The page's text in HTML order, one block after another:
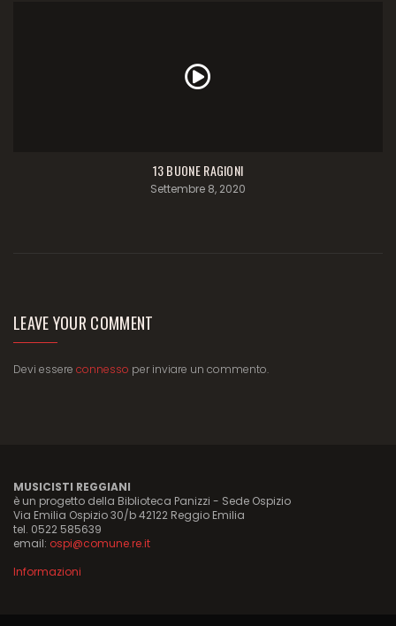
13 BUONE RAGIONI
Settembre 8, 2020
LEAVE YOUR COMMENT
Devi essere connesso per inviare un commento.
MUSICISTI REGGIANI
è un progetto della Biblioteca Panizzi - Sede Ospizio
Via Emilia Ospizio 30/b 42122 Reggio Emilia
tel. 0522 585639
email: ospi@comune.re.it
Informazioni